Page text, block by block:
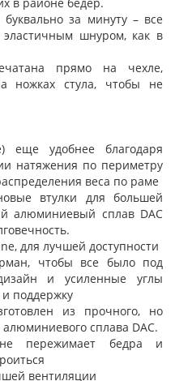
за минуту – все
шнуром, как в
прямо на чехле,
ножках стула, чтобы не
еще удобнее благодаря
натяжения по периметру
веса по раме
втулки для большей
алюминиевый сплав DAC
для лучшей доступности
чтобы все было под
и усиленные углы
поддержку
из прочного, но
сплава DAC.
не пережимает бедра и
вентиляции